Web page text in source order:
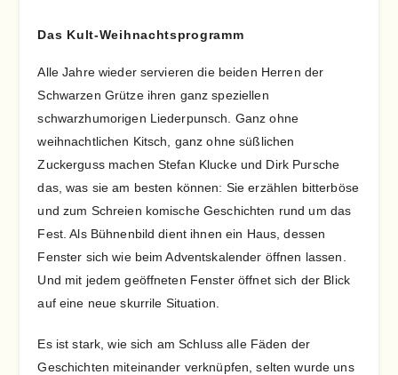
Das Kult-Weihnachtsprogramm
Alle Jahre wieder servieren die beiden Herren der
Schwarzen Grütze ihren ganz speziellen
schwarzhumorigen Liederpunsch. Ganz ohne
weihnachtlichen Kitsch, ganz ohne süßlichen
Zuckerguss machen Stefan Klucke und Dirk Pursche
das, was sie am besten können: Sie erzählen bitterböse
und zum Schreien komische Geschichten rund um das
Fest. Als Bühnenbild dient ihnen ein Haus, dessen
Fenster sich wie beim Adventskalender öffnen lassen.
Und mit jedem geöffneten Fenster öffnet sich der Blick
auf eine neue skurrile Situation.
Es ist stark, wie sich am Schluss alle Fäden der
Geschichten miteinander verknüpfen, selten wurde uns